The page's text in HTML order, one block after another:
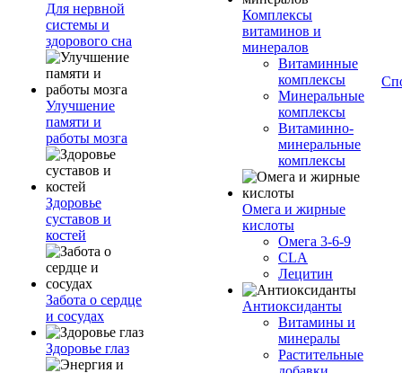
Для нервной
системы и
здорового сна
Улучшение
памяти и
работы мозга
Здоровье
суставов и
костей
Забота о сердце
и сосудах
Здоровье глаз
Комплексы
витаминов и
минералов
Витаминные
комплексы
Минеральные
комплексы
Витаминно-
минеральные
комплексы
Омега и жирные
кислоты
Омега 3-6-9
CLA
Лецитин
Антиоксиданты
Витамины и
минералы
Растительные